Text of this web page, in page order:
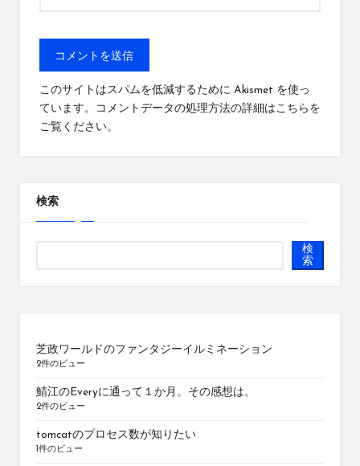
このサイトはスパムを低減するために Akismet を使っ
ています。
コメントデータの処理方法の詳細はこちらを
ご覧ください。
検索
検
索
芝政ワールドのファンタジーイルミネーション
2件のビュー
鯖江のEveryに通って１か月。その感想は。
2件のビュー
tomcatのプロセス数が知りたい
1件のビュー